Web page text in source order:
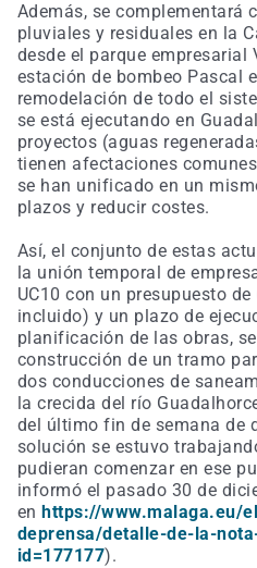
Además, se complementará
pluviales y residuales en la
desde el parque empresarial
estación de bombeo Pascal
remodelación de todo el
se está ejecutando en
proyectos (aguas
tienen afectaciones
se han unificado en un
plazos y reducir costes.
Así, el conjunto de estas
la unión temporal de
UC10 con un presupuesto
incluido) y un plazo de
planificación de las obras,
construcción de un tramo
dos conducciones de
la crecida del río
del último fin de semana de
solución se estuvo
pudieran comenzar en ese
informó el pasado 30 de
en https://www.malaga.eu/
deprensa/detalle-de-la-
id=177177).